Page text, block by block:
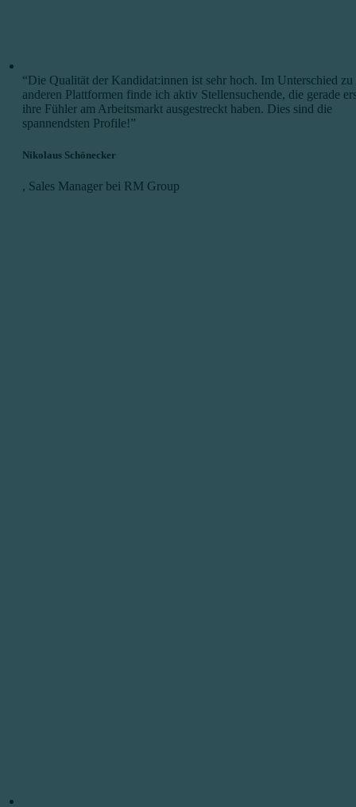
“Die Qualität der Kandidat:innen ist sehr hoch. Im Unterschied zu
anderen Plattformen finde ich aktiv Stellensuchende, die gerade
ihre Fühler am Arbeitsmarkt ausgestreckt haben. Dies sind die
spannendsten Profile!”
Nikolaus Schönecker
, Sales Manager bei RM Group